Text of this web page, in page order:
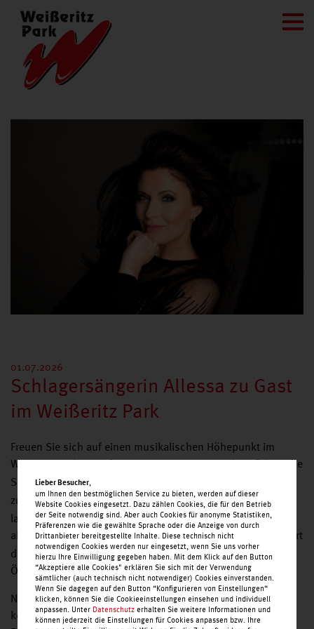
01.07.2026
Schlagersängerin Allessa zu Gast
im Weißeritz Park
Freuen Sie sich auf einen musikalischen Höhepunkt im
Weißeritz Park: Am
, ist die erfolgreiche
Schlagersängerin
zu Gast. Mit ihrem Hit„20.000 Meilen“, der sechs Wochen
lang die deutschen Airplay-Charts anführte, sowie dem
aktuellen„20.000 Meilen (Once & Twice! Remix)“
begeistert
die beliebte Künstlerin ihre Fans weit über die Grenzen
Österreichs hinaus.
Nutzen Sie die Gelegenheit, Allessa persönlich
kennenzulernen, sich ein Autogramm zu sichern und ein
Lieber Besucher
um Ihnen den bestmöglichen Service zu bieten, werden auf dieser
Website Cookies eingesetzt. Dazu zählen Cookies, die für den Betrieb
der Seite notwendig sind. Aber auch Cookies für anonyme Statistiken,
Präferenzen wie die gewählte Sprache oder die Anzeige von durch
Drittanbieter bereitgestellte Inhalte. Diese technisch nicht
notwendigen Cookies werden nur eingesetzt, wenn Sie uns vorher
hierzu Ihre Einwilligung gegeben haben. Mit dem Klick auf den Button
“Akzeptiere alle Cookies" erklären Sie sich mit der Verwendung
sämtlicher (auch technisch nicht notwendiger) Cookies einverstanden.
Wenn Sie dagegen auf den Button “Konfigurieren von Einstellungen“
klicken, können Sie die Cookieeinstellungen einsehen und individuell
anpassen. Unter Datenschutz erhalten Sie weitere Informationen und
können jederzeit die Einstellungen für Cookies anpassen bzw. Ihre